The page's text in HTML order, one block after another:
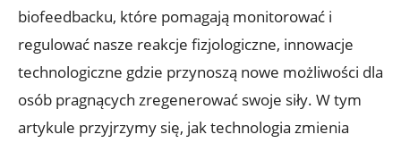
biofeedbacku, które pomagają monitorować i
regulować nasze reakcje fizjologiczne, innowacje
technologiczne gdzie przynoszą nowe możliwości dla
osób pragnących zregenerować swoje siły. W tym
artykule przyjrzymy się, jak technologia zmienia